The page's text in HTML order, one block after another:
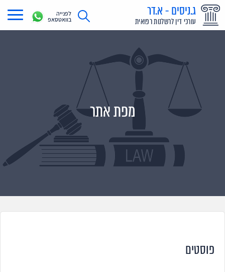
ג.ניסים - א.דר
עורכי דין לרשלנות רפואית
מדריך רשלנות רפואית
תביעת רשלנות רפואית
תביעות בתקשורת
לפנייה
בוואטסאפ
מפת אתר
פוסטים